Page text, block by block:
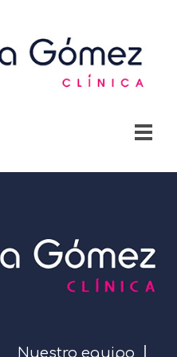
Nuestro equipo